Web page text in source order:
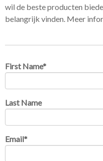
wil de beste producten
belangrijk vinden. Meer
First Name*
Last Name
Email*